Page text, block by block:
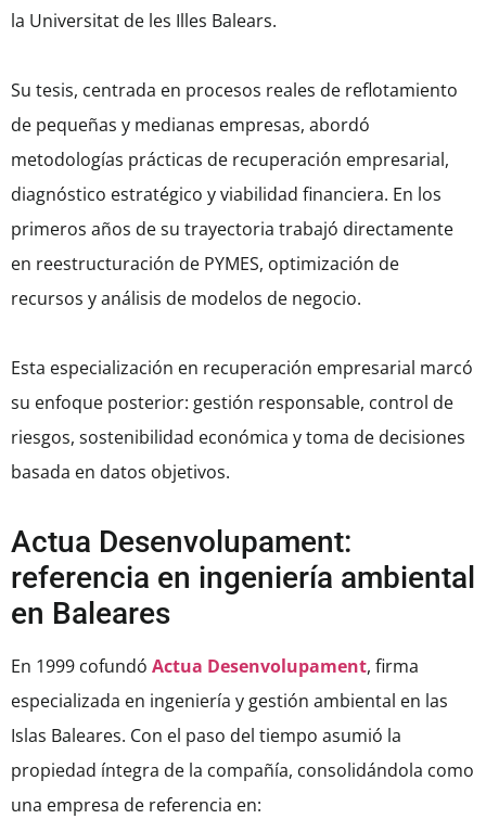
la Universitat de les Illes Balears.
Su tesis, centrada en procesos reales de reflotamiento
de pequeñas y medianas empresas, abordó
metodologías prácticas de recuperación empresarial,
diagnóstico estratégico y viabilidad financiera. En los
primeros años de su trayectoria trabajó directamente
en reestructuración de PYMES, optimización de
recursos y análisis de modelos de negocio.
Esta especialización en recuperación empresarial marcó
su enfoque posterior: gestión responsable, control de
riesgos, sostenibilidad económica y toma de decisiones
basada en datos objetivos.
Actua Desenvolupament:
referencia en ingeniería ambiental
en Baleares
En 1999 cofundó Actua Desenvolupament, firma
especializada en ingeniería y gestión ambiental en las
Islas Baleares. Con el paso del tiempo asumió la
propiedad íntegra de la compañía, consolidándola como
una empresa de referencia en: